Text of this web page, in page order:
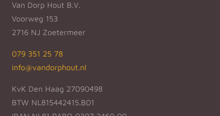
Van Dorp Hout B.V.
Voorweg 153
2716 NJ Zoetermeer
079 351 25 78
info@vandorphout.nl
KvK Den Haag 27090498
BTW NL815442415.B01